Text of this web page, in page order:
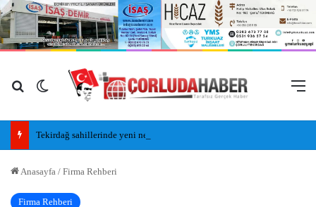
Arama yap ...
Dış görünümü değiştir
Anasayfa / Firma Rehberi
Firma Rehberi